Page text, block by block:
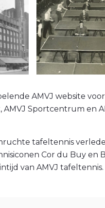
AMVJ website
AMVJ Sportcentrum en
tafeltennis
Cor du Buy en
van AMVJ